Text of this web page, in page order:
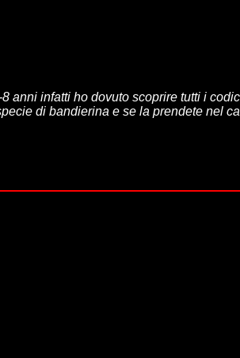
anni infatti ho dovuto scoprire tutti i
di bandierina e se la prendete nel